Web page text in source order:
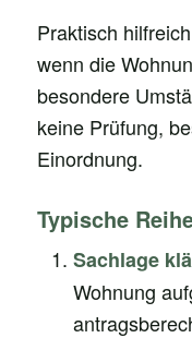
Praktisch
wenn die
besondere
keine Prüfung,
Einordnung.
Typische
Sachlage
Wohnung